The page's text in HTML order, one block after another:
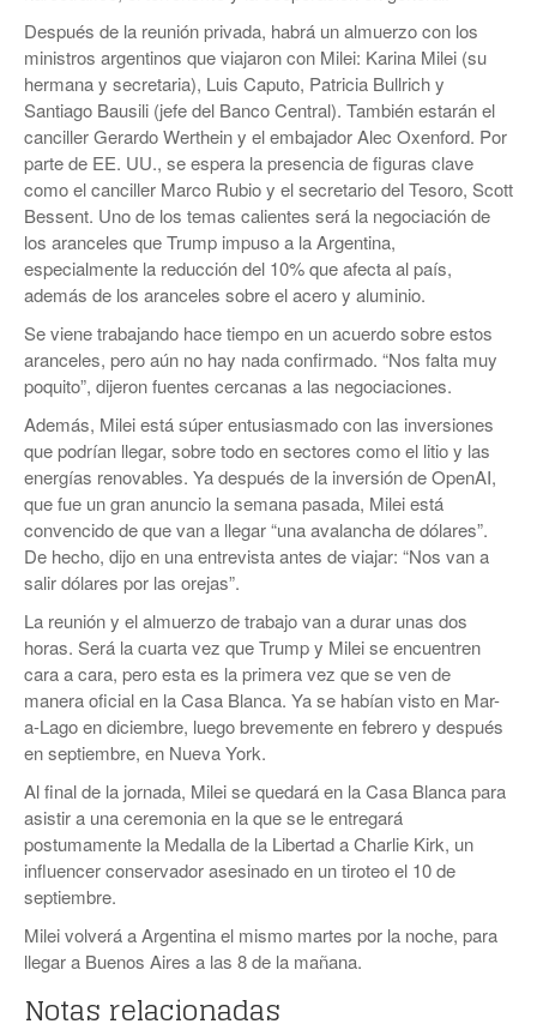
Después de la reunión privada, habrá un almuerzo con los
ministros argentinos que viajaron con Milei: Karina Milei (su
hermana y secretaria), Luis Caputo, Patricia Bullrich y
Santiago Bausili (jefe del Banco Central). También estarán el
canciller Gerardo Werthein y el embajador Alec Oxenford. Por
parte de EE. UU., se espera la presencia de figuras clave
como el canciller Marco Rubio y el secretario del Tesoro, Scott
Bessent. Uno de los temas calientes será la negociación de
los aranceles que Trump impuso a la Argentina,
especialmente la reducción del 10% que afecta al país,
además de los aranceles sobre el acero y aluminio.
Se viene trabajando hace tiempo en un acuerdo sobre estos
aranceles, pero aún no hay nada confirmado. “Nos falta muy
poquito”, dijeron fuentes cercanas a las negociaciones.
Además, Milei está súper entusiasmado con las inversiones
que podrían llegar, sobre todo en sectores como el litio y las
energías renovables. Ya después de la inversión de OpenAI,
que fue un gran anuncio la semana pasada, Milei está
convencido de que van a llegar “una avalancha de dólares”.
De hecho, dijo en una entrevista antes de viajar: “Nos van a
salir dólares por las orejas”.
La reunión y el almuerzo de trabajo van a durar unas dos
horas. Será la cuarta vez que Trump y Milei se encuentren
cara a cara, pero esta es la primera vez que se ven de
manera oficial en la Casa Blanca. Ya se habían visto en Mar-
a-Lago en diciembre, luego brevemente en febrero y después
en septiembre, en Nueva York.
Al final de la jornada, Milei se quedará en la Casa Blanca para
asistir a una ceremonia en la que se le entregará
postumamente la Medalla de la Libertad a Charlie Kirk, un
influencer conservador asesinado en un tiroteo el 10 de
septiembre.
Milei volverá a Argentina el mismo martes por la noche, para
llegar a Buenos Aires a las 8 de la mañana.
Notas relacionadas